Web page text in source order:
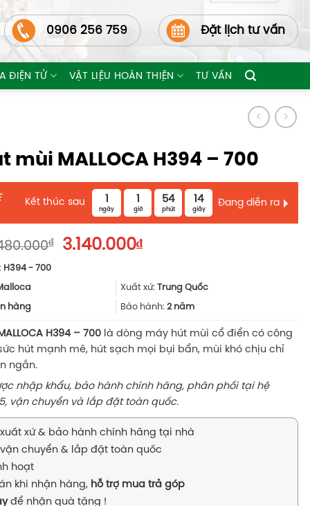
0906 256 759 Đặt lịch tư vấn
ĐIỆN TỬ VẬT LIỆU HOÀN THIỆN TƯ VẤN
mùi MALLOCA H394 – 700
Kết thúc sau 1
ngày
1
giờ
54
phút
13
giây
Đang diễn ra
₫
Giá
4.480.000₫.
3.140.000₫Giá
là:
3.140.000₫.
H394 - 700
Xuất xứ: Trung Quốc
hàng Bảo hành: 2 năm
H394 – 700là dòng máy hút mùi cổ điển có công
hút mạnh mẽ, hút sạch mọi bụi bẩn, mùi khó chịu chỉ
ngắn.
nhập khẩu, bảo hành chính hãng, phân phối tại hệ
vận chuyển và lắp đặt toàn quốc.
xứ & bảo hành chính hãng tại nhà
chuyển & lắp đặt toàn quốc
hoạt
khi nhận hàng, hỗ trợ mua trả góp
để nhận quà tặng !